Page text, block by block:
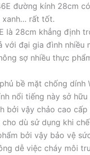
đường kính 28cm
xanh… rất tốt.
là 28cm khẳng định
với đại gia đình nhiều
sợ nhiều thực
bề mặt chống
nổi tiếng này sở
bởi vậy chảo cao cấp
dù sử dụng khi
bởi vậy bảo vệ
dễ việc cháy môi